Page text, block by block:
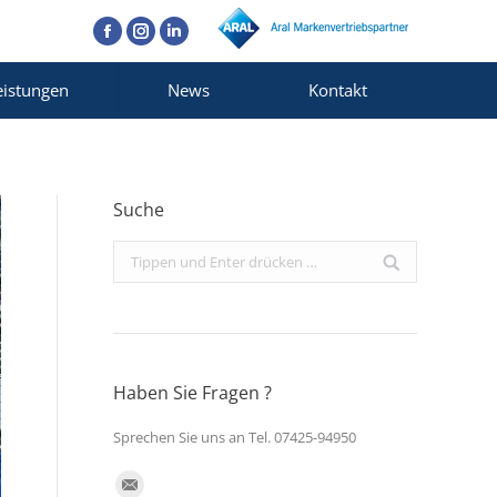
Facebook
InstagramLinkedin
News Kontakt
Suche
Search:
Haben Sie Fragen ?
Sprechen Sie uns an Tel. 07425-94950
Finden Sie uns auf: